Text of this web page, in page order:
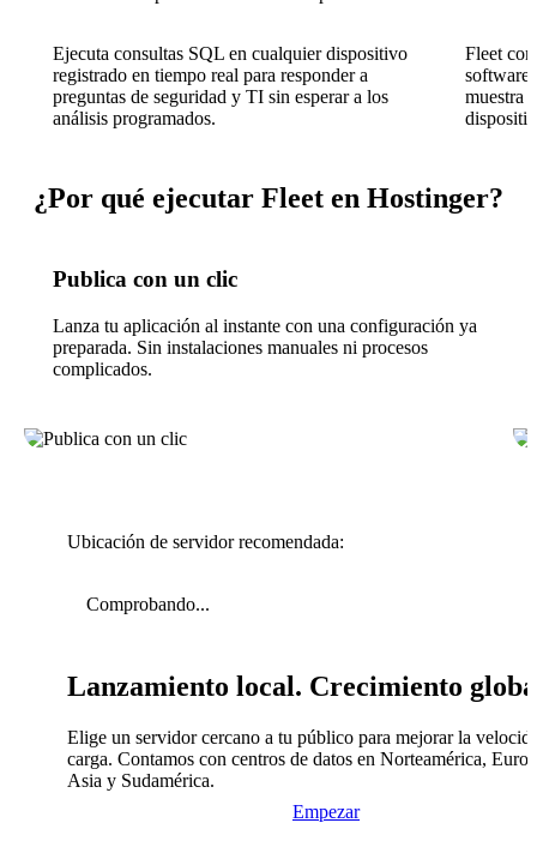
Ejecuta consultas SQL en cualquier dispositivo
registrado en tiempo real para responder a
preguntas de seguridad y TI sin esperar a los
análisis programados.
Fleet
software
muestra
¿Por qué ejecutar Fleet en Hostinger?
Publica con un clic
Lanza tu aplicación al instante con una configuración ya
preparada. Sin instalaciones manuales ni procesos
complicados.
Ubicación de servidor recomendada:
Comprobando...
Lanzamiento local. Crecimiento
Elige un servidor cercano a tu público para mejorar la
carga. Contamos con centros de datos en Norteamérica,
Asia y Sudamérica.
Empezar